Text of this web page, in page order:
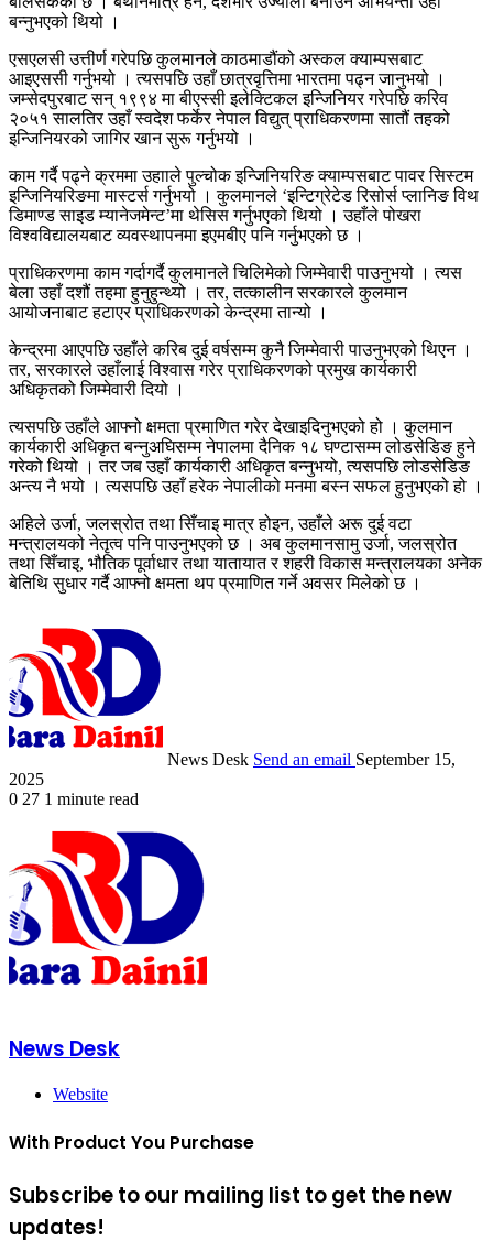
बन्नुभएको थियो ।
एसएलसी उत्तीर्ण गरेपछि कुलमानले काठमाडौंको अस्कल क्याम्पसबाट
आइएससी गर्नुभयो । त्यसपछि उहाँ छात्रवृत्तिमा भारतमा पढ्न जानुभयो ।
जम्सेदपुरबाट सन् १९९४ मा बीएस्सी इलेक्टिकल इन्जिनियर गरेपछि करिव
२०५१ सालतिर उहाँ स्वदेश फर्केर नेपाल विद्युत् प्राधिकरणमा सातौं तहको
इन्जिनियरको जागिर खान सुरू गर्नुभयो ।
काम गर्दै पढ्ने क्रममा उहााले पुल्चोक इन्जिनियरिङ क्याम्पसबाट पावर सिस्टम
इन्जिनियरिङमा मास्टर्स गर्नुभयो । कुलमानले ‘इन्टिग्रेटेड रिसोर्स प्लानिङ विथ
डिमाण्ड साइड म्यानेजमेन्ट’मा थेसिस गर्नुभएको थियो । उहाँले पोखरा
विश्वविद्यालयबाट व्यवस्थापनमा इएमबीए पनि गर्नुभएको छ ।
प्राधिकरणमा काम गर्दागर्दै कुलमानले चिलिमेको जिम्मेवारी पाउनुभयो । त्यस
बेला उहाँ दशौं तहमा हुनुहुन्थ्यो । तर, तत्कालीन सरकारले कुलमान
आयोजनाबाट हटाएर प्राधिकरणको केन्द्रमा तान्यो ।
केन्द्रमा आएपछि उहाँले करिब दुई वर्षसम्म कुनै जिम्मेवारी पाउनुभएको थिएन ।
तर, सरकारले उहाँलाई विश्वास गरेर प्राधिकरणको प्रमुख कार्यकारी
अधिकृतको जिम्मेवारी दियो ।
त्यसपछि उहाँले आफ्नो क्षमता प्रमाणित गरेर देखाइदिनुभएको हो । कुलमान
कार्यकारी अधिकृत बन्नुअघिसम्म नेपालमा दैनिक १८ घण्टासम्म लोडसेडिङ हुने
गरेको थियो । तर जब उहाँ कार्यकारी अधिकृत बन्नुभयो, त्यसपछि लोडसेडिङ
अन्त्य नै भयो । त्यसपछि उहाँ हरेक नेपालीको मनमा बस्न सफल हुनुभएको हो ।
अहिले उर्जा, जलस्रोत तथा सिँचाइ मात्र होइन, उहाँले अरू दुई वटा
मन्त्रालयको नेतृत्व पनि पाउनुभएको छ । अब कुलमानसामु उर्जा, जलस्रोत
तथा सिँचाइ, भौतिक पूर्वाधार तथा यातायात र शहरी विकास मन्त्रालयका अनेक
बेतिथि सुधार गर्दै आफ्नो क्षमता थप प्रमाणित गर्ने अवसर मिलेको छ ।
News Desk Send an email September 15,
2025
0 27 1 minute read
News Desk
Website
With Product You Purchase
Subscribe to our mailing list to get the new
updates!